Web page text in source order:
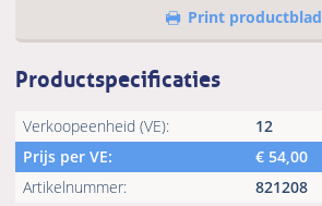
Print productblad
Productspecificaties
Verkoopeenheid (VE):
12
Prijs per VE:
€54,00
Artikelnummer:
821208